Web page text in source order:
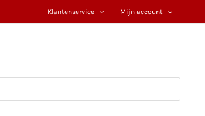
Klantenservice Mijn account